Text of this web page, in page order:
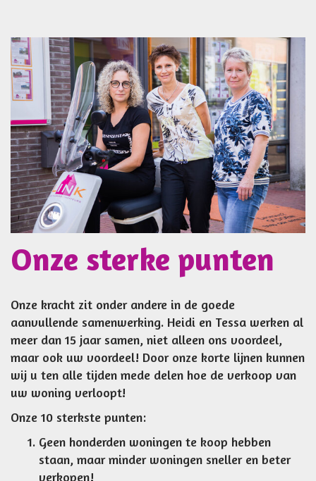
Onze sterke punten
Onze kracht zit onder andere in de goede
aanvullende samenwerking. Heidi en Tessa werken al
meer dan 15 jaar samen, niet alleen ons voordeel,
maar ook uw voordeel! Door onze korte lijnen kunnen
wij u ten alle tijden mede delen hoe de verkoop van
uw woning verloopt!
Onze 10 sterkste punten:
Geen honderden woningen te koop hebben
staan, maar minder woningen sneller en beter
verkopen!